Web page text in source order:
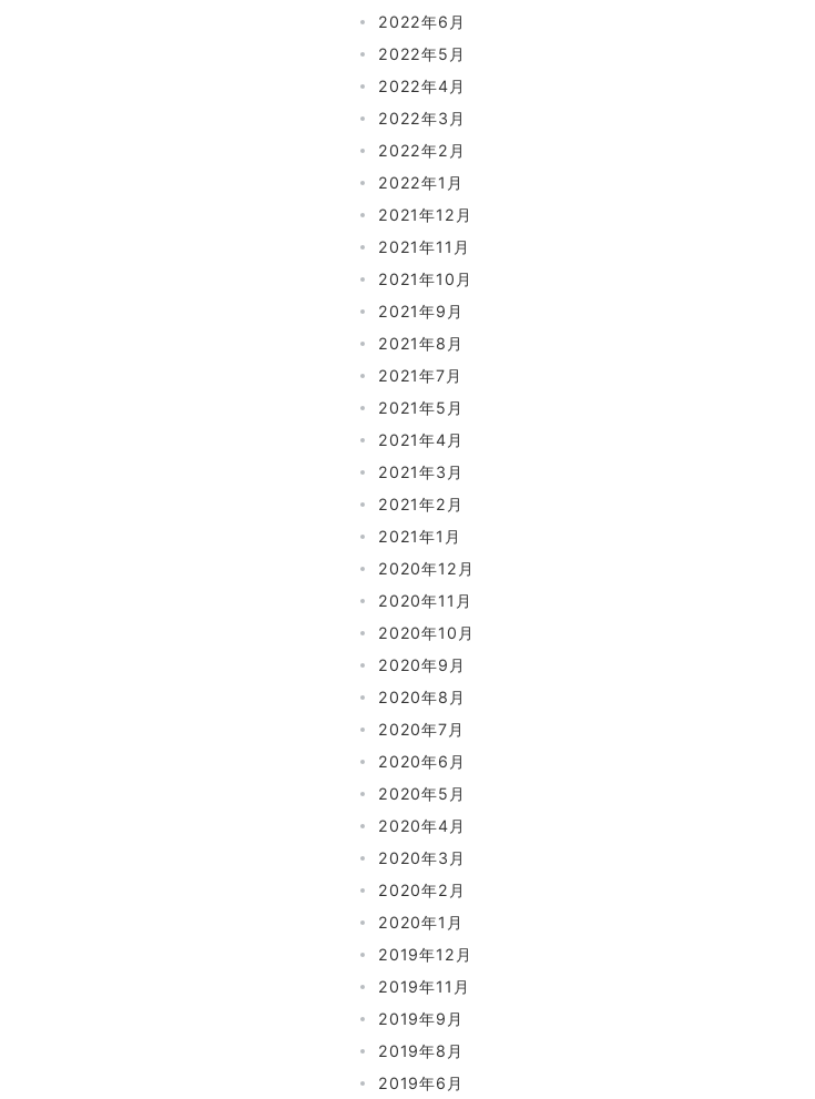
2022年6月
2022年5月
2022年4月
2022年3月
2022年2月
2022年1月
2021年12月
2021年11月
2021年10月
2021年9月
2021年8月
2021年7月
2021年5月
2021年4月
2021年3月
2021年2月
2021年1月
2020年12月
2020年11月
2020年10月
2020年9月
2020年8月
2020年7月
2020年6月
2020年5月
2020年4月
2020年3月
2020年2月
2020年1月
2019年12月
2019年11月
2019年9月
2019年8月
2019年6月